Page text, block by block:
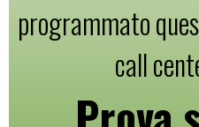
programmato
call